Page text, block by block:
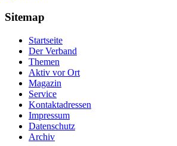
Sitemap
Startseite
Der Verband
Themen
Aktiv vor Ort
Magazin
Service
Kontaktadressen
Impressum
Datenschutz
Archiv